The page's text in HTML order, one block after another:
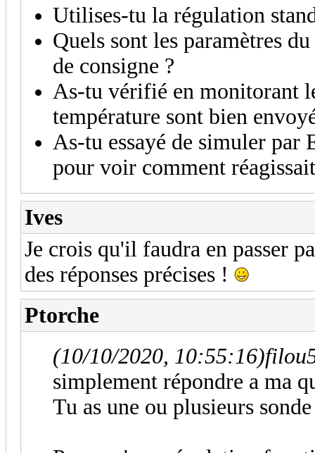
Utilises-tu la régulation
Quels sont les paramètres
de consigne ?
As-tu vérifié en monitorant
température sont bien
As-tu essayé de simuler par
pour voir comment
Ives
Je crois qu'il faudra en passer
des réponses précises !
Ptorche
(10/10/2020, 10:55:16)
simplement répondre a ma
Tu as une ou plusieurs